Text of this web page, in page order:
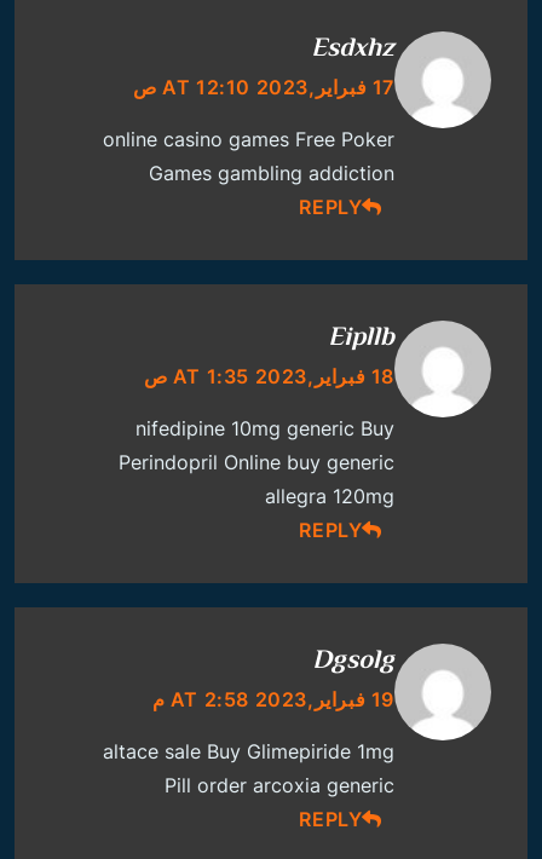
Esdxhz
17 فبراير,2023 AT 12:10 ص
online casino games Free Poker
Games gambling addiction
REPLY
Eipllb
18 فبراير,2023 AT 1:35 ص
nifedipine 10mg generic Buy
Perindopril Online buy generic
allegra 120mg
REPLY
Dgsolg
19 فبراير,2023 AT 2:58 م
altace sale Buy Glimepiride 1mg
Pill order arcoxia generic
REPLY